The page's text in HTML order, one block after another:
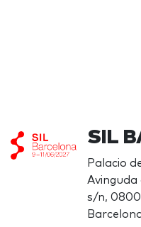
SIL
Palacio
Avinguda
s/n,